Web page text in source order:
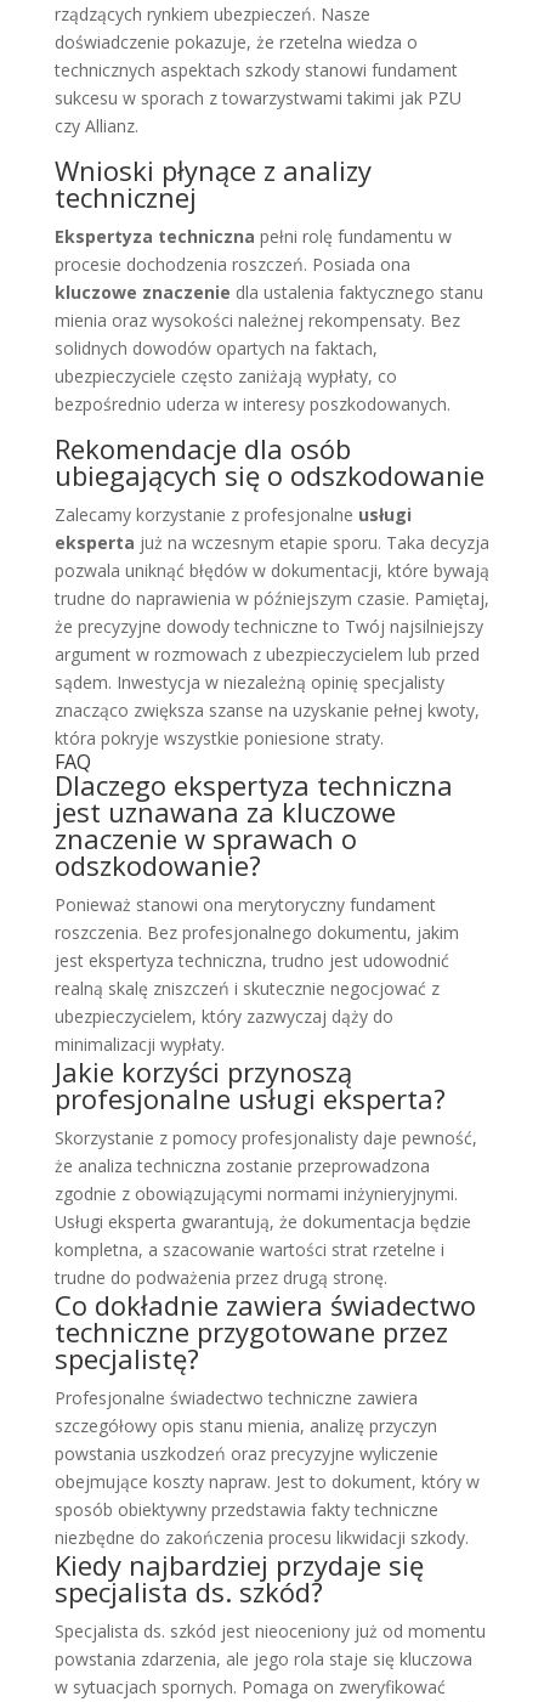
rządzących rynkiem ubezpieczeń. Nasze
doświadczenie pokazuje, że rzetelna wiedza o
technicznych aspektach szkody stanowi fundament
sukcesu w sporach z towarzystwami takimi jak PZU
czy Allianz.
Wnioski płynące z analizy
technicznej
Ekspertyza techniczna pełni rolę fundamentu w
procesie dochodzenia roszczeń. Posiada ona
kluczowe znaczenie dla ustalenia faktycznego stanu
mienia oraz wysokości należnej rekompensaty. Bez
solidnych dowodów opartych na faktach,
ubezpieczyciele często zaniżają wypłaty, co
bezpośrednio uderza w interesy poszkodowanych.
Rekomendacje dla osób
ubiegających się o odszkodowanie
Zalecamy korzystanie z profesjonalne usługi
eksperta już na wczesnym etapie sporu. Taka decyzja
pozwala uniknąć błędów w dokumentacji, które bywają
trudne do naprawienia w późniejszym czasie. Pamiętaj,
że precyzyjne dowody techniczne to Twój najsilniejszy
argument w rozmowach z ubezpieczycielem lub przed
sądem. Inwestycja w niezależną opinię specjalisty
znacząco zwiększa szanse na uzyskanie pełnej kwoty,
która pokryje wszystkie poniesione straty.
FAQ
Dlaczego ekspertyza techniczna
jest uznawana za kluczowe
znaczenie w sprawach o
odszkodowanie?
Ponieważ stanowi ona merytoryczny fundament
roszczenia. Bez profesjonalnego dokumentu, jakim
jest ekspertyza techniczna, trudno jest udowodnić
realną skalę zniszczeń i skutecznie negocjować z
ubezpieczycielem, który zazwyczaj dąży do
minimalizacji wypłaty.
Jakie korzyści przynoszą
profesjonalne usługi eksperta?
Skorzystanie z pomocy profesjonalisty daje pewność,
że analiza techniczna zostanie przeprowadzona
zgodnie z obowiązującymi normami inżynieryjnymi.
Usługi eksperta gwarantują, że dokumentacja będzie
kompletna, a szacowanie wartości strat rzetelne i
trudne do podważenia przez drugą stronę.
Co dokładnie zawiera świadectwo
techniczne przygotowane przez
specjalistę?
Profesjonalne świadectwo techniczne zawiera
szczegółowy opis stanu mienia, analizę przyczyn
powstania uszkodzeń oraz precyzyjne wyliczenie
obejmujące koszty napraw. Jest to dokument, który w
sposób obiektywny przedstawia fakty techniczne
niezbędne do zakończenia procesu likwidacji szkody.
Kiedy najbardziej przydaje się
specjalista ds. szkód?
Specjalista ds. szkód jest nieoceniony już od momentu
powstania zdarzenia, ale jego rola staje się kluczowa
w sytuacjach spornych. Pomaga on zweryfikować